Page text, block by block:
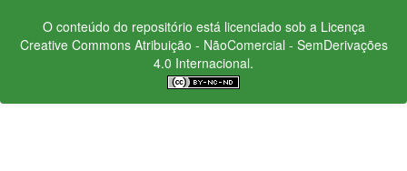
O conteúdo do repositório está licenciado sob a Licença
Creative CommonsAtribuição - NãoComercial - SemDerivações
4.0 Internacional.